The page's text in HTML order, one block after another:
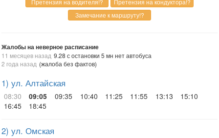
Жалобы на неверное расписание
11 месяцев назад 9.28 с остановки 5 мн нет автобуса
2 года назад (жалоба без фактов)
1) ул. Алтайская
08:30 09:05 09:35 10:40 11:25 11:55 13:13
15:10
16:45
18:45
2) ул. Омская